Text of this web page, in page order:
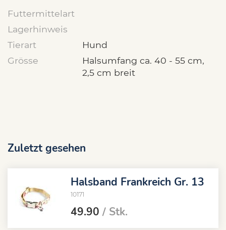
Futtermittelart
Lagerhinweis
Tierart
Hund
Grösse
Halsumfang ca. 40 - 55 cm,
2,5 cm breit
Zuletzt gesehen
Halsband Frankreich Gr. 13
10171
49.90 / Stk.